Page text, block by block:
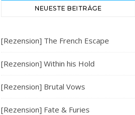
NEUESTE BEITRÄGE
[Rezension] The French Escape
[Rezension] Within his Hold
[Rezension] Brutal Vows
[Rezension] Fate & Furies